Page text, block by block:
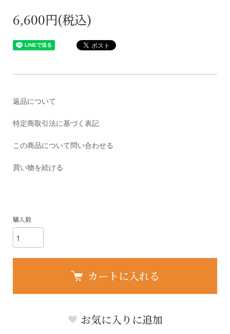
6,600円(税込)
返品について
特定商取引法に基づく表記
この商品について問い合わせる
買い物を続ける
購入数
カートに入れる
お気に入りに追加